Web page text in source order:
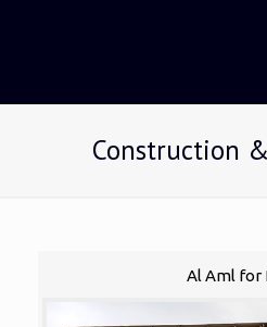
Construction
Al Aml for